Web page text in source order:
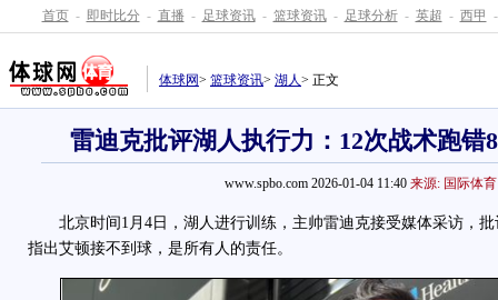
首页 - 即时比分 - 直播 - 足球资讯 - 篮球资讯 - 足球分析 - 英超 - 西甲 -
体球网> 篮球资讯> 湖人> 正文
雷迪克批评湖人执行力：12次战术跑错
www.spbo.com 2026-01-04 11:40 来源: 国际体育
北京时间1月4日，湖人进行训练，主帅雷迪克接受媒体采访，批
指出艾顿接不到球，是所有人的责任。